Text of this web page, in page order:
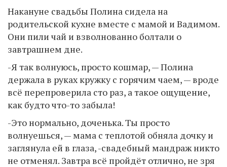
Накануне свадьбы Полина сидела на
родительской кухне вместе с мамой и Вадимом.
Они пили чай и взволнованно болтали о
завтрашнем дне.
-Я так волнуюсь, просто кошмар, — Полина
держала в руках кружку с горячим чаем, — вроде
всё перепроверила сто раз, а такое ощущение,
как будто что-то забыла!
-Это нормально, доченька. Ты просто
волнуешься, — мама с теплотой обняла дочку и
заглянула ей в глаза, -свадебный мандраж никто
не отменял. Завтра всё пройдёт отлично, не зря